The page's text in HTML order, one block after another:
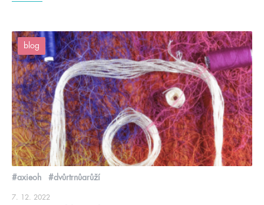
blog
#axieoh #dvůrtrnůarůží
7. 12. 2022